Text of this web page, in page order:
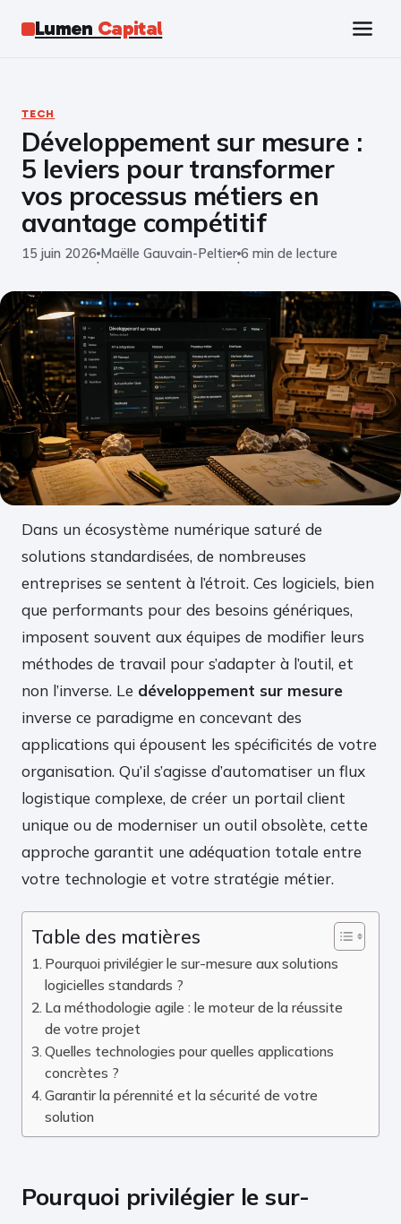
Lumen Capital
Business
Marketing
Emploi
TECH
Développement sur mesure :
5 leviers pour transformer
vos processus métiers en
avantage compétitif
15 juin 2026
·
Maëlle Gauvain-Peltier
·
6 min de lecture
Dans un écosystème numérique saturé de
solutions standardisées, de nombreuses
entreprises se sentent à l’étroit. Ces logiciels, bien
que performants pour des besoins génériques,
imposent souvent aux équipes de modifier leurs
méthodes de travail pour s’adapter à l’outil, et
non l’inverse. Le développement sur mesure
inverse ce paradigme en concevant des
applications qui épousent les spécificités de votre
organisation. Qu’il s’agisse d’automatiser un flux
logistique complexe, de créer un portail client
unique ou de moderniser un outil obsolète, cette
approche garantit une adéquation totale entre
votre technologie et votre stratégie métier.
Table des matières
Pourquoi privilégier le sur-mesure aux solutions
logicielles standards ?
La méthodologie agile : le moteur de la réussite
de votre projet
Quelles technologies pour quelles applications
concrètes ?
Garantir la pérennité et la sécurité de votre
solution
Pourquoi privilégier le sur-